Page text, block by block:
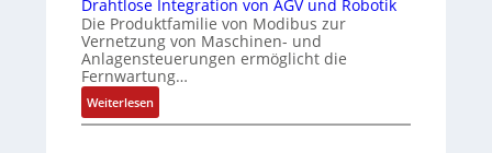
n
d
s
e
s
i
t
n
n
t
e
g
a
Z
e
r
a
r
k
t
s
t
a
Drahtlose Integration von AGV und Robotik
Die Produktfamilie von Modibus zur
Vernetzung von Maschinen- und
Anlagensteuerungen ermöglicht die
Fernwartung…
Weiterlesen:
D